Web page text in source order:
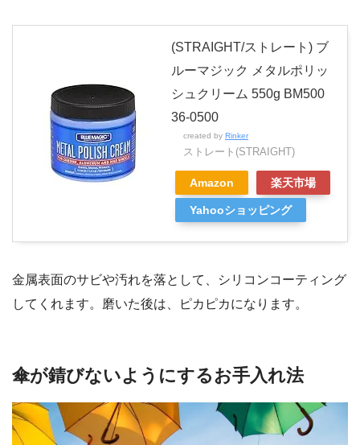
(STRAIGHT/ストレート) ブ
ルーマジック メタルポリッ
シュクリーム 550g BM500
36-0500
created by Rinker
ストレート(STRAIGHT)
Amazon 楽天市場
Yahooショッピング
金属表面のサビや汚れを落として、シリコンコーティング
してくれます。磨いた後は、ピカピカになります。
傘が錆びないようにするお手入れ法